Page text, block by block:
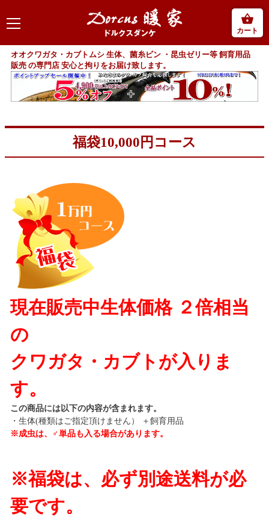
カート
オオクワガタ・カブトムシ 生体、菌糸ビン ・昆虫ゼリー等 飼育用品
販売 の専門店 安心と拘りをお届け致します。
福袋10,000円コース
現在販売中生体価格 ２倍相当
の
クワガタ・カブトが入りま
す。
この商品には以下の内容が含まれます。
・生体(種類はご指定頂けません） ＋飼育用品
※成虫は、♂単品も入る場合があります。
※福袋は、必ず別途送料が必
要です。